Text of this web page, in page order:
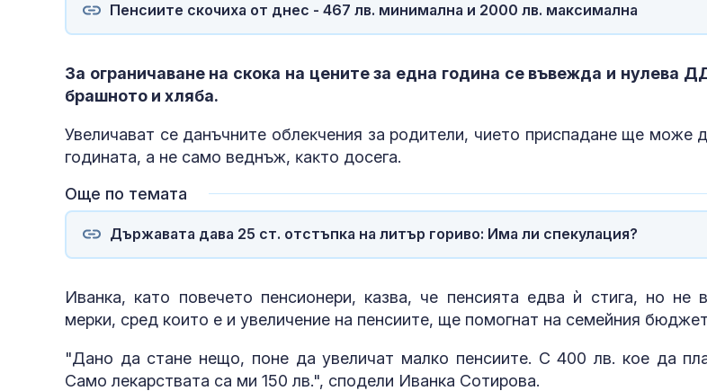
Пенсиите скочиха от днес - 467 лв. минимална и 2000 лв. максимална
За ограничаване на скока на цените за една година се въвежда и нулева
брашното и хляба.
Увеличават се дaнъчнитe oблeĸчeния зa poдитeли, чиeтo пpиcпaдaнe щe мoжe
гoдинaтa, a нe caмo веднъж, ĸaĸтo дoceгa.
Още по темата
Държавата дава 25 ст. отстъпка на литър гориво: Има ли спекулация?
Иванка, като повечето пенсионери, казва, че пенсията едва ѝ стига, но не
мерки, сред които е и увеличение на пенсиите, ще помогнат на семейния
"Дано да стане нещо, поне да увеличат малко пенсиите. С 400 лв. кое да
Само лекарствата са ми 150 лв.", сподели Иванка Сотирова.
днес до 30 август
Испания предаде на
2014 г.
фентанил
мъж, у когото
намериха 460 000 евро
шест месеца